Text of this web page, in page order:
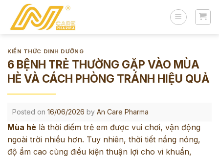
content
KIẾN THỨC DINH DƯỠNG
6 BỆNH TRẺ THƯỜNG GẶP VÀO MÙA
HÈ VÀ CÁCH PHÒNG TRÁNH HIỆU QUẢ
Posted on 16/06/2026 by An Care Pharma
Mùa hè là thời điểm trẻ em được vui chơi, vận động
ngoài trời nhiều hơn. Tuy nhiên, thời tiết nắng nóng,
độ ẩm cao cùng điều kiện thuận lợi cho vi khuẩn,